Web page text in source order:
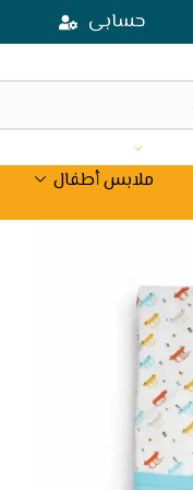
حسابى
ملابس أطفال